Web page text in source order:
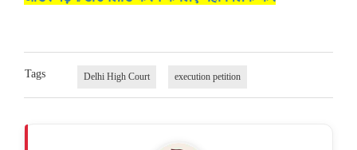
Tags Delhi High Court execution petition